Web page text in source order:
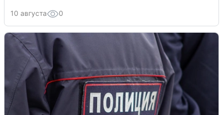
10 августа 0